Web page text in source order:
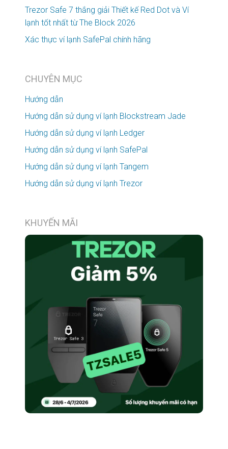
Trezor Safe 7 thắng giải Thiết kế Red Dot và Ví
lạnh tốt nhất từ The Block 2026
Xác thực ví lạnh SafePal chính hãng
CHUYÊN MỤC
Hướng dẫn
Hướng dẫn sử dụng ví lạnh Blockstream Jade
Hướng dẫn sử dụng ví lạnh Ledger
Hướng dẫn sử dụng ví lạnh SafePal
Hướng dẫn sử dụng ví lạnh Tangem
Hướng dẫn sử dụng ví lạnh Trezor
KHUYẾN MÃI